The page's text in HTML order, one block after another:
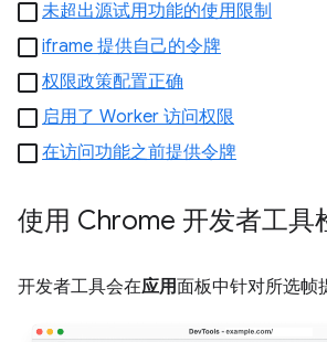
未超出源试用功能的使用限制
iframe 提供自己的令牌
权限政策配置正确
启用了 Worker 访问权限
在访问功能之前提供令牌
使用 Chrome 开发者工具
开发者工具会在应用面板中针对所选帧